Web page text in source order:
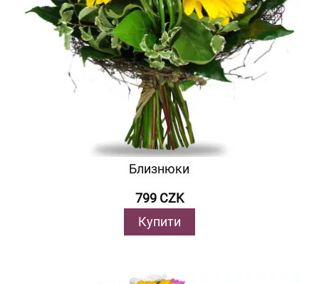
Близнюки
799 CZK
Купити